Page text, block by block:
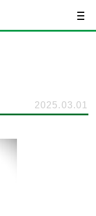
2025.03.01